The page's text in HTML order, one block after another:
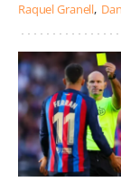
Raquel Granell